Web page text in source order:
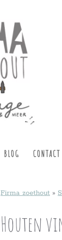
BLOG CONTACT
Firma zoethout »
Houten